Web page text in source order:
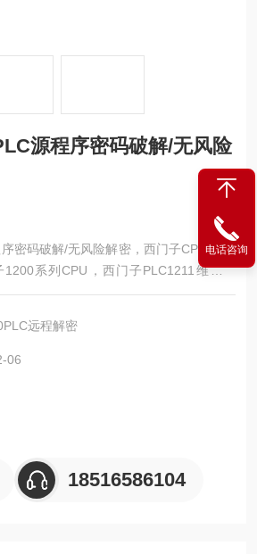
源程序密码破解/无风险
密码破解/无风险解密，西门子CPU1200
系列CPU，西门子PLC1211维修解
修解密，西门子PLC1214维修解密，西门
如上电所有指示灯不亮，全亮，开机无显
上，通讯异常，通讯网口坏，西门子PL
远程解密
06
18516586104
电话咨询